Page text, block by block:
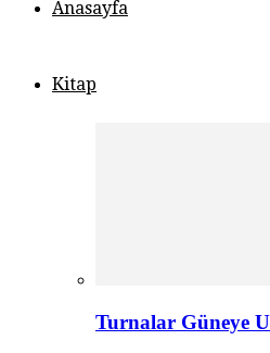
Anasayfa
Kitap
Turnalar Güneye